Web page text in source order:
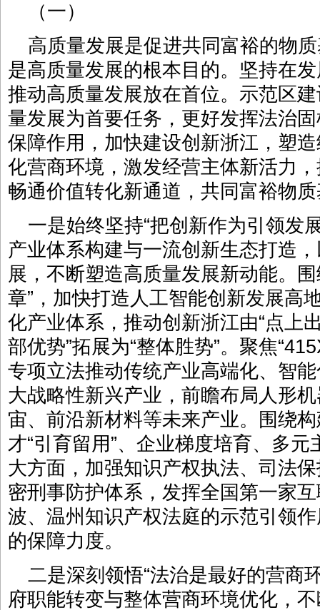
（一）
高质量发展是促进共同富裕的物
是高质量发展的根本目的。坚持在
推动高质量发展放在首位。示范区
量发展为首要任务，更好发挥法治
保障作用，加快建设创新浙江，塑
化营商环境，激发经营主体新活力
畅通价值转化新通道，共同富裕物
一是始终坚持“把创新作为引领发
产业体系构建与一流创新生态打造
展，不断塑造高质量发展新动能。
章”，加快打造人工智能创新发展高
化产业体系，推动创新浙江由“点上
部优势”拓展为“整体胜势”。聚焦
专项立法推动传统产业高端化、智
大战略性新兴产业，前瞻布局人形
宙、前沿新材料等未来产业。围绕
才“引育留用”、企业梯度培育、多
大方面，加强知识产权执法、司法
密刑事防护体系，发挥全国第一家
波、温州知识产权法庭的示范引领
的保障力度。
二是深刻领悟“法治是最好的营商
府职能转变与整体营商环境优化，